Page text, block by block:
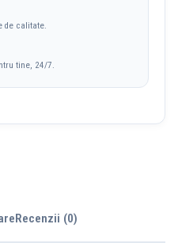
de calitate.
tine, 24/7.
Recenzii (0)